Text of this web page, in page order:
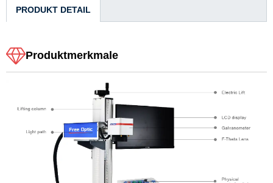
PRODUKT DETAIL
Produktmerkmale